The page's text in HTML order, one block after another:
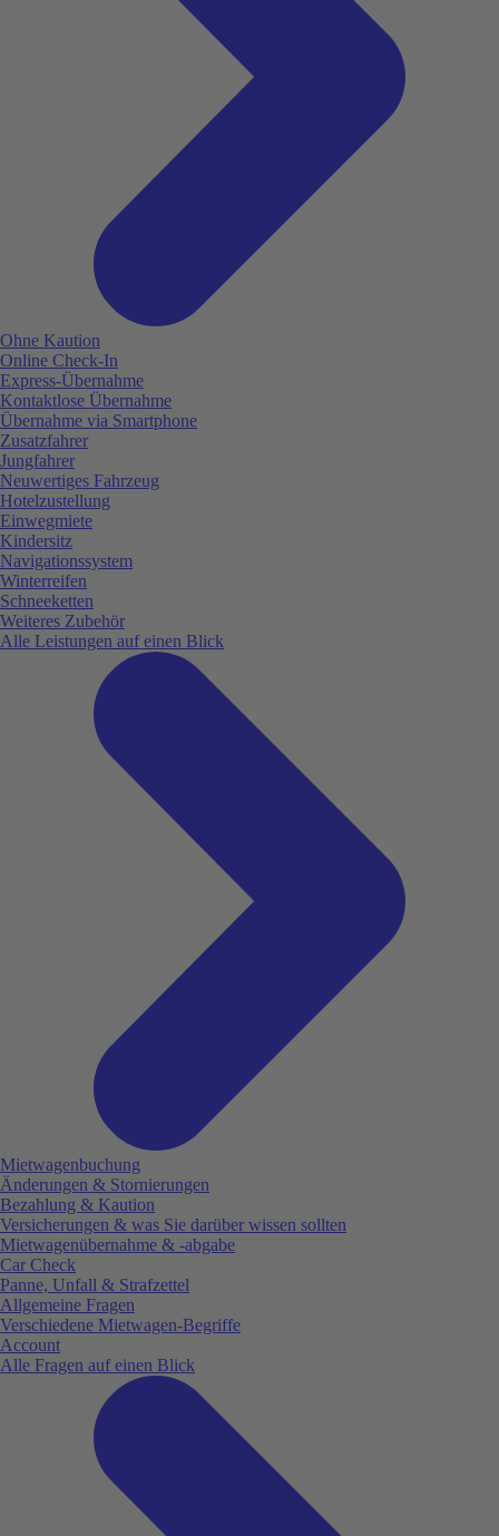
Ohne Kaution
Online Check-In
Express-Übernahme
Kontaktlose Übernahme
Übernahme via Smartphone
Zusatzfahrer
Jungfahrer
Neuwertiges Fahrzeug
Hotelzustellung
Einwegmiete
Kindersitz
Navigationssystem
Winterreifen
Schneeketten
Weiteres Zubehör
Alle Leistungen auf einen Blick
Mietwagenbuchung
Änderungen & Stornierungen
Bezahlung & Kaution
Versicherungen & was Sie darüber wissen sollten
Mietwagenübernahme & -abgabe
Car Check
Panne, Unfall & Strafzettel
Allgemeine Fragen
Verschiedene Mietwagen-Begriffe
Account
Alle Fragen auf einen Blick